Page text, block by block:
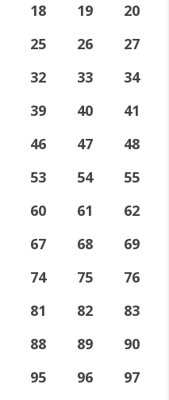
18 19
20
25 26
27
32 33
34
39 40
41
46 47
48
53 54
55
60 61
62
67 68
69
74 75
76
81 82
83
88 89
90
95 96
97